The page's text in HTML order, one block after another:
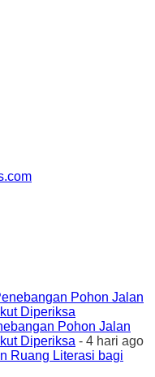
Pohon Jalan
Diperiksa - 4 hari ago